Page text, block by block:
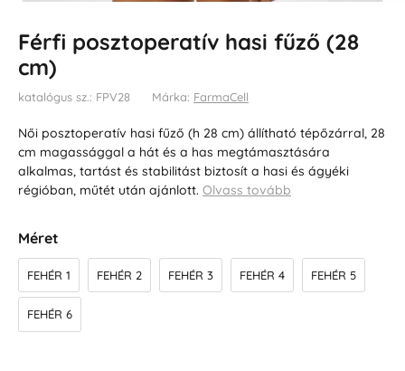
Férfi posztoperatív hasi fűző (28
cm)
katalógus sz.: FPV28 Márka: FarmaCell
Női posztoperatív hasi fűző (h 28 cm) állítható tépőzárral, 28
cm magassággal a hát és a has megtámasztására
alkalmas, tartást és stabilitást biztosít a hasi és ágyéki
régióban, műtét után ajánlott. Olvass tovább
Méret
FEHÉR 1 FEHÉR 2 FEHÉR 3 FEHÉR 4 FEHÉR 5
FEHÉR 6